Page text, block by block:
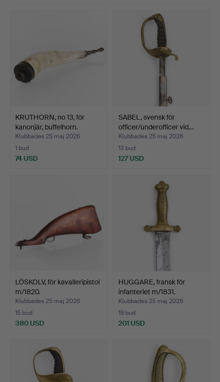
KRUTHORN, no 13, för
kanonjär, buffelhorn.
Klubbades 25 maj 2026
1 bud
74 USD
SABEL, svensk för
officer/underofficer vid…
Klubbades 25 maj 2026
13 bud
127 USD
LÖSKOLV, för kavalleripistol
m/1820.
Klubbades 25 maj 2026
15 bud
380 USD
HUGGARE, fransk för
infanteriet m/1831.
Klubbades 25 maj 2026
19 bud
201 USD